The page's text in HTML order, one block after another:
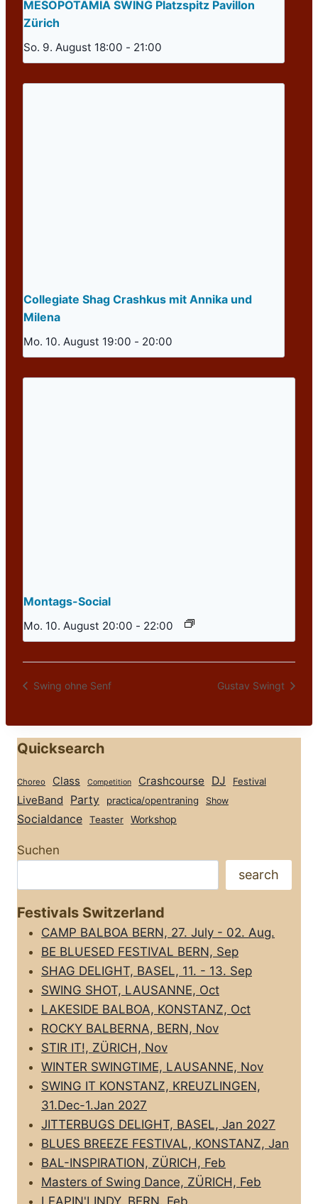
MESOPOTAMIA SWING Platzspitz Pavillon
Zürich
So. 9. August 18:00 - 21:00
Collegiate Shag Crashkus mit Annika und
Milena
Mo. 10. August 19:00 - 20:00
Montags-Social
Mo. 10. August 20:00 - 22:00
Swing ohne Senf Gustav Swingt
Quicksearch
Choreo Class Competition Crashcourse DJ Festival
LiveBand Party practica/opentraning Show
Socialdance Teaster Workshop
Suchen
search
Festivals Switzerland
CAMP BALBOA BERN, 27. July - 02. Aug.
BE BLUESED FESTIVAL BERN, Sep
SHAG DELIGHT, BASEL, 11. - 13. Sep
SWING SHOT, LAUSANNE, Oct
LAKESIDE BALBOA, KONSTANZ, Oct
ROCKY BALBERNA, BERN, Nov
STIR IT!, ZÜRICH, Nov
WINTER SWINGTIME, LAUSANNE, Nov
SWING IT KONSTANZ, KREUZLINGEN,
31.Dec-1.Jan 2027
JITTERBUGS DELIGHT, BASEL, Jan 2027
BLUES BREEZE FESTIVAL, KONSTANZ, Jan
BAL-INSPIRATION, ZÜRICH, Feb
Masters of Swing Dance, ZÜRICH, Feb